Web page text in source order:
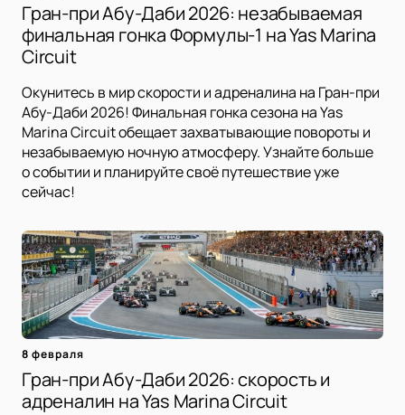
Гран-при Абу-Даби 2026: незабываемая
финальная гонка Формулы-1 на Yas Marina
Circuit
Окунитесь в мир скорости и адреналина на Гран-при
Абу-Даби 2026! Финальная гонка сезона на Yas
Marina Circuit обещает захватывающие повороты и
незабываемую ночную атмосферу. Узнайте больше
о событии и планируйте своё путешествие уже
сейчас!
8 февраля
Гран-при Абу-Даби 2026: скорость и
адреналин на Yas Marina Circuit